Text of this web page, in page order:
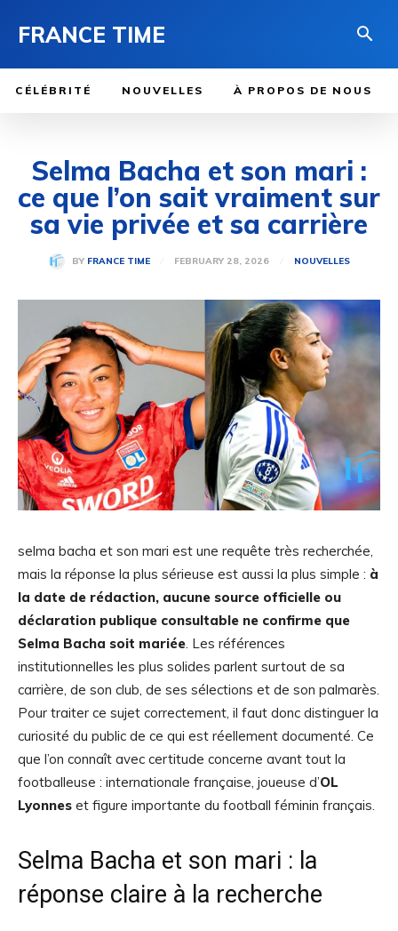
FRANCE TIME
CÉLÉBRITÉ NOUVELLES À PROPOS DE NOUS
Selma Bacha et son mari :
ce que l’on sait vraiment sur
sa vie privée et sa carrière
BY FRANCE TIME FEBRUARY 28, 2026 NOUVELLES
selma bacha et son mari est une requête très recherchée,
mais la réponse la plus sérieuse est aussi la plus simple : à
la date de rédaction, aucune source officielle ou
déclaration publique consultable ne confirme que
Selma Bacha soit mariée. Les références
institutionnelles les plus solides parlent surtout de sa
carrière, de son club, de ses sélections et de son palmarès.
Pour traiter ce sujet correctement, il faut donc distinguer la
curiosité du public de ce qui est réellement documenté. Ce
que l’on connaît avec certitude concerne avant tout la
footballeuse : internationale française, joueuse d’OL
Lyonnes et figure importante du football féminin français.
Selma Bacha et son mari : la
réponse claire à la recherche